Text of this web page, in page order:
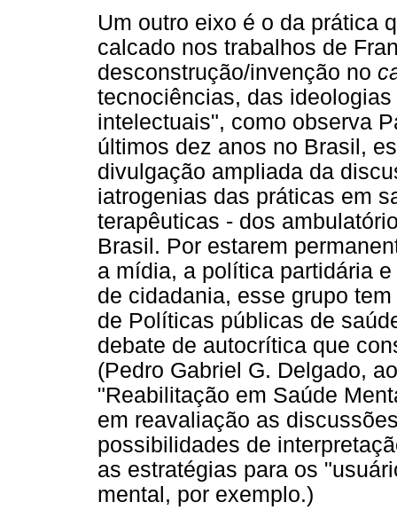
Um outro eixo é o da prática
calcado nos trabalhos de
desconstrução/invenção no
tecnociências, das
intelectuais", como observa
últimos dez anos no Brasil,
divulgação ampliada da
iatrogenias das práticas em
terapêuticas - dos
Brasil. Por estarem
a mídia, a política partidária
de cidadania, esse grupo
de Políticas públicas de
debate de autocrítica que
(Pedro Gabriel G. Delgado,
"Reabilitação em Saúde
em reavaliação as
possibilidades de
as estratégias para os
mental, por exemplo.)